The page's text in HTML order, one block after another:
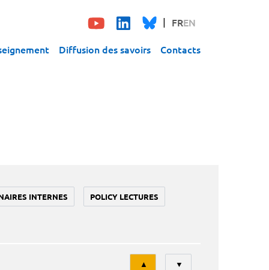
FREN
Diffusion des savoirs Contacts
INTERNES POLICY LECTURES
Tri
▲ ▼